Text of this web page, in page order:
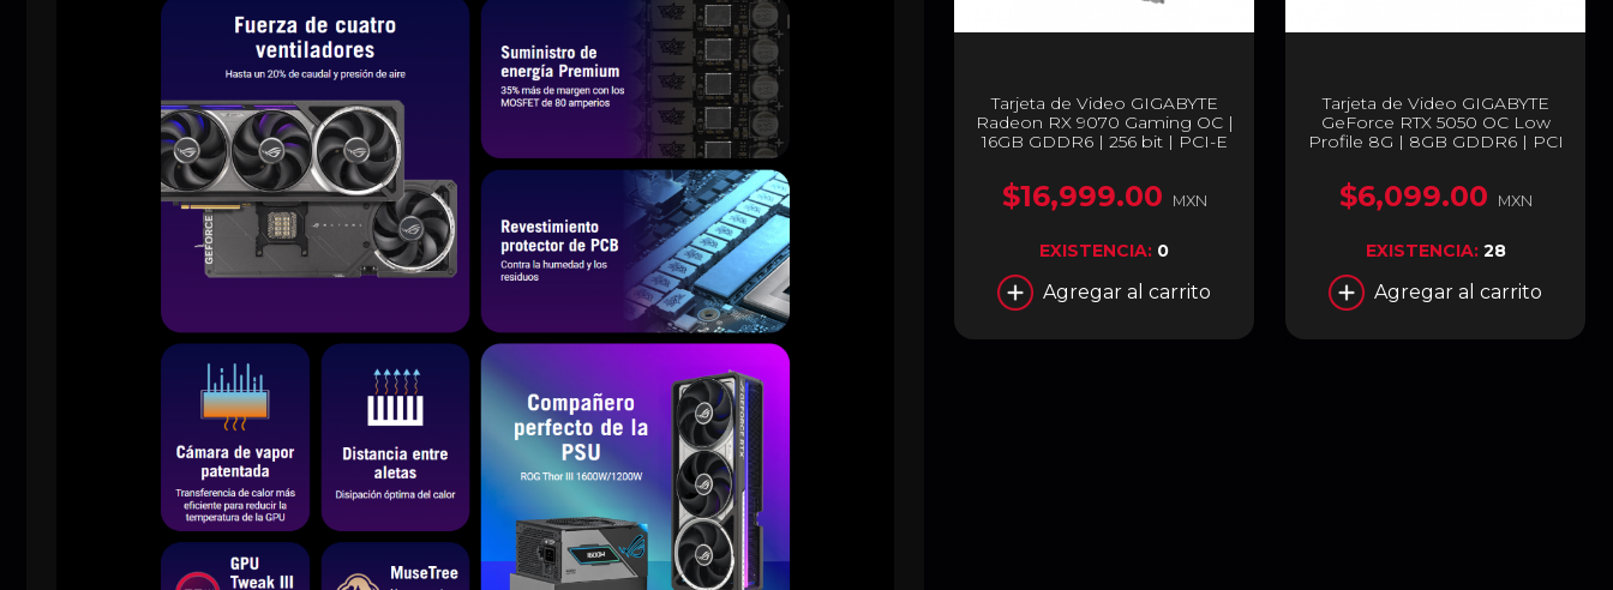
Tarjeta de Video GIGABYTE
Radeon RX 9070 Gaming OC |
16GB GDDR6 | 256 bit | PCI-E
R9070GAMING OC-16GD
$16,999.00 MXN
EXISTENCIA: 0
Agregar al carrito
Tarjeta de Video GIGABYTE
GeForce RTX 5050 OC Low
Profile 8G | 8GB GDDR6 | PCI
$6,099.00 MXN
EXISTENCIA: 28
Agregar al carrito